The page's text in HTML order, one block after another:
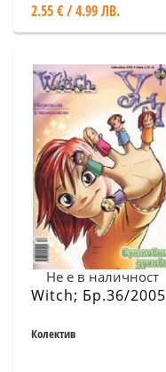
2.55 € / 4.99 ЛВ.
Не е в наличност
Witch; Бр.36/2005
Колектив